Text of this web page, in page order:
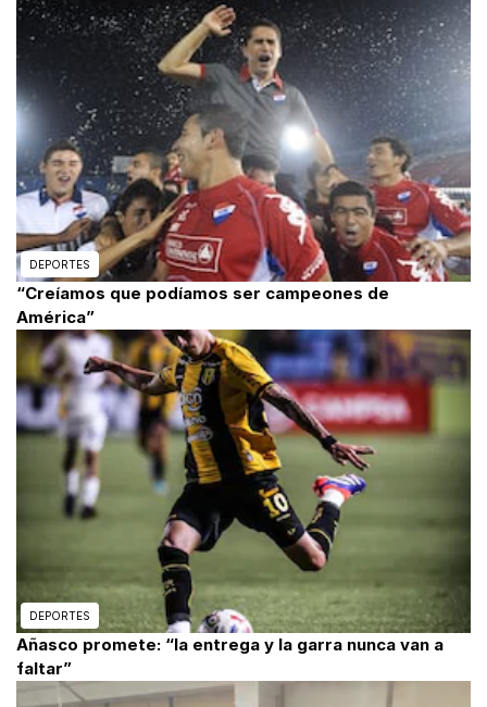
DEPORTES
“Creíamos que podíamos ser campeones de
América”
DEPORTES
Añasco promete: “la entrega y la garra nunca van a
faltar”